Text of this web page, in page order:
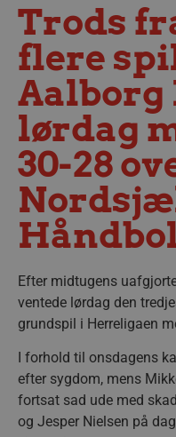
Trods
flere
Aalborg
lørdag
30-28
Efter midtugens
ventede lørdag den
grundspil i Herreligaen
I forhold til onsdagens
efter sygdom, mens
fortsat sad ude med
og Jesper Nielsen på